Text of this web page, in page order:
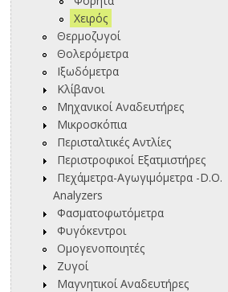
Χειρός
Θερμοζυγοί
Θολερόμετρα
Ιξωδόμετρα
Κλίβανοι
Μηχανικοί Αναδευτήρες
Μικροσκόπια
Περισταλτικές Αντλίες
Περιστροφικοί Εξατμιστήρες
Πεχάμετρα-Αγωγιμόμετρα -D.O.
Analyzers
Φασματοφωτόμετρα
Φυγόκεντροι
Ομογενοποιητές
Ζυγοί
Μαγνητικοί Αναδευτήρες